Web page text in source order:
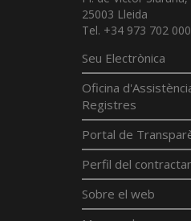
25003 Lleida
Tel. +34 973 702 000
Seu Electrònica
Oficina
Registres
Portal de
Perfil del
Sobre el web